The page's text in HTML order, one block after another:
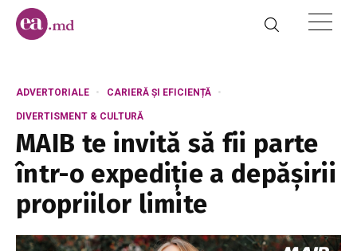
ADVERTORIALE CARIERĂ ȘI EFICIENȚĂ
DIVERTISMENT & CULTURĂ
MAIB te invită să fii parte
într-o expediție a depășirii
propriilor limite